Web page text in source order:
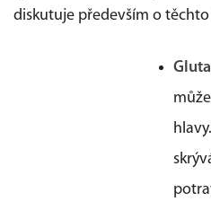
diskutuje především o